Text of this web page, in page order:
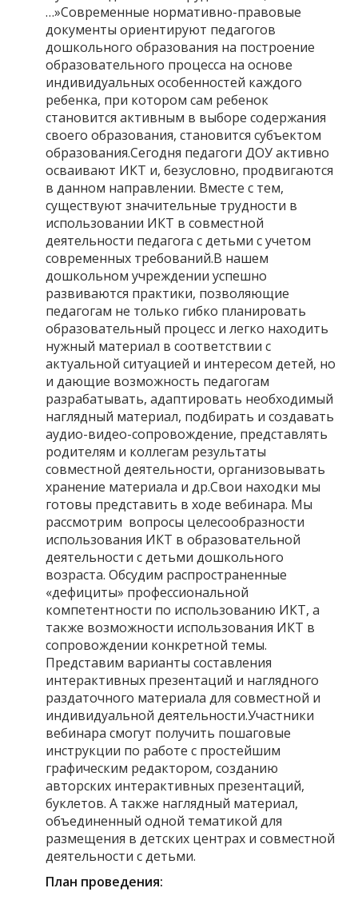
…»Современные нормативно-правовые
документы ориентируют педагогов
дошкольного образования на построение
образовательного процесса на основе
индивидуальных особенностей каждого
ребенка, при котором сам ребенок
становится активным в выборе содержания
своего образования, становится субъектом
образования.Сегодня педагоги ДОУ активно
осваивают ИКТ и, безусловно, продвигаются
в данном направлении. Вместе с тем,
существуют значительные трудности в
использовании ИКТ в совместной
деятельности педагога с детьми с учетом
современных требований.В нашем
дошкольном учреждении успешно
развиваются практики, позволяющие
педагогам не только гибко планировать
образовательный процесс и легко находить
нужный материал в соответствии с
актуальной ситуацией и интересом детей, но
и дающие возможность педагогам
разрабатывать, адаптировать необходимый
наглядный материал, подбирать и создавать
аудио-видео-сопровождение, представлять
родителям и коллегам результаты
совместной деятельности, организовывать
хранение материала и др.Свои находки мы
готовы представить в ходе вебинара. Мы
рассмотрим вопросы целесообразности
использования ИКТ в образовательной
деятельности с детьми дошкольного
возраста. Обсудим распространенные
«дефициты» профессиональной
компетентности по использованию ИКТ, а
также возможности использования ИКТ в
сопровождении конкретной темы.
Представим варианты составления
интерактивных презентаций и наглядного
раздаточного материала для совместной и
индивидуальной деятельности.Участники
вебинара смогут получить пошаговые
инструкции по работе с простейшим
графическим редактором, созданию
авторских интерактивных презентаций,
буклетов. А также наглядный материал,
объединенный одной тематикой для
размещения в детских центрах и совместной
деятельности с детьми.
План проведения: